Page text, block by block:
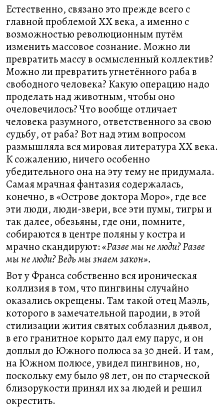
Естественно, связано это прежде всего с
главной проблемой XX века, а именно с
возможностью революционным путём
изменить массовое сознание. Можно ли
превратить массу в осмысленный коллектив?
Можно ли превратить угнетённого раба в
свободного человека? Какую операцию надо
проделать над животным, чтобы оно
очеловечилось? Что вообще отличает
человека разумного, ответственного за свою
судьбу, от раба? Вот над этим вопросом
размышляла вся мировая литература XX века.
К сожалению, ничего особенно
убедительного она на эту тему не придумала.
Самая мрачная фантазия содержалась,
конечно, в «Острове доктора Моро», где все
эти люди, люди-звери, все эти пумы, тигры и
так далее, обезьяны, где они, помните,
собираются в центре поляны у костра и
мрачно скандируют:«Разве мы не люди? Разве
мы не люди? Ведь мы знаем закон».
Вот у Франса собственно вся ироническая
коллизия в том, что пингвины случайно
оказались окрещены. Там такой отец Маэль,
которого в замечательной пародии, в этой
стилизации жития святых соблазнил дьявол,
в его гранитное корыто дал ему парус, и он
доплыл до Южного полюса за 30 дней. И там,
на Южном полюсе, увидел пингвинов, но,
поскольку ему было 98 лет, он по старческой
близорукости принял их за людей и решил
окрестить.